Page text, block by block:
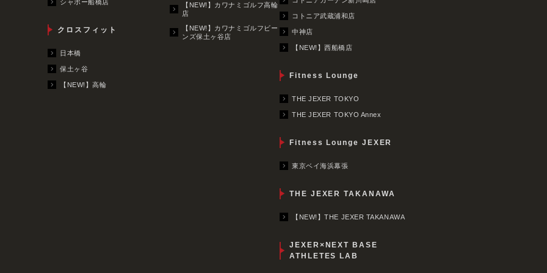
シャポー船橋店
クロスフィット
日本橋
保土ヶ谷
【NEW!】高輪
【NEW!】カワナミゴルフ高輪
店
【NEW!】カワナミゴルフビー
ンズ保土ヶ谷店
コトニア武蔵浦和店
中神店
【NEW!】西船橋店
Fitness Lounge
THE JEXER TOKYO
THE JEXER TOKYO Annex
Fitness Lounge JEXER
東京ベイ海浜幕張
THE JEXER TAKANAWA
【NEW!】THE JEXER TAKANAWA
JEXER×NEXT BASE
ATHLETES LAB